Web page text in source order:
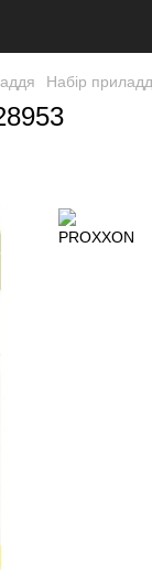
Набір